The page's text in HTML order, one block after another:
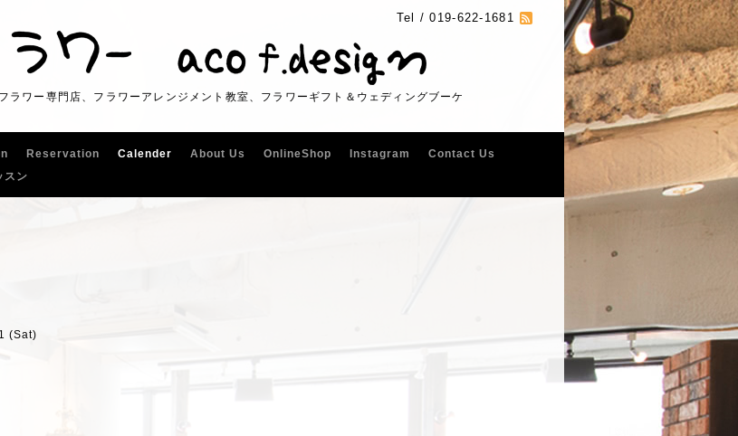
Tel /019-622-1681
ラワー専門店、フラワーアレンジメント教室、フラワーギフト＆ウェディングブーケ
Reservation Calender About Us OnlineShop Instagram
Contact Us
スン
(Sat)